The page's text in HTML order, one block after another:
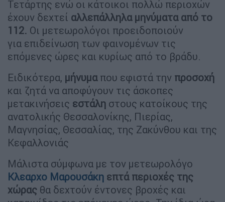
Τετάρτης ενώ οι κάτοικοι πολλώ περιοχών
έχουν δεχτεί αλλεπάλληλα μηνύματα από το
112. Οι μετεωρολόγοι προειδοποιούν
για επιδείνωση των φαινομένων τις
επόμενες ώρες και κυρίως από το βράδυ.
Ειδικότερα, μήνυμαπου εφιστά την προσοχή
και ζητά να αποφύγουν τις άσκοπες
μετακινήσεις εστάλη στους κατοίκους της
ανατολικής Θεσσαλονίκης, Πιερίας,
Μαγνησίας, Θεσσαλίας, της Ζακύνθου και της
Κεφαλλονιάς
Μάλιστα σύμφωνα με τον μετεωρολόγο
Κλεαρχο Μαρουσάκη επτά περιοχές της
χώρας θα δεχτούν έντονες βροχές και